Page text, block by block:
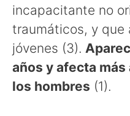
incapacitante no
traumáticos, y que
jóvenes (3).
años y afecta más
los hombres (1).